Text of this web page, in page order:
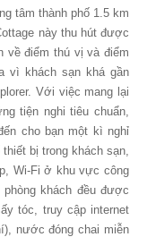
tâm thành phố 1.5 km
này thu hút được
về điểm thú vị và điểm
vì khách sạn khá gần
Với việc mang lại
tiện nghi tiêu chuẩn,
cho bạn một kì nghỉ
bị trong khách sạn,
Wi-Fi ở khu vực công
khách đều được
tóc, truy cập internet
nước đóng chai miễn